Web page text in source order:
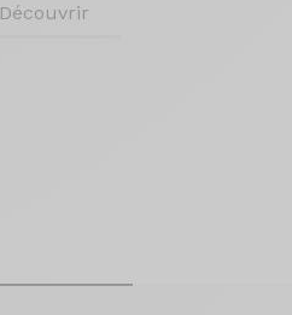
Découvrir